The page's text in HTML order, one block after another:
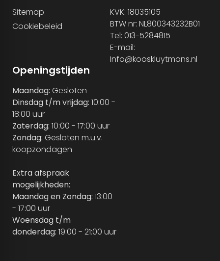
Sitemap
Cookiebeleid
KVK: 18035105
BTW nr: NL800343232B01
Tel: 013-5284815
E-mail:
Info@kooskluytmans.nl
Openingstijden
Maandag: Gesloten
Dinsdag t/m vrijdag: 10:00 -
18:00 uur
Zaterdag: 10:00 - 17:00 uur
Zondag: Gesloten m.u.v.
koopzondagen
Extra afspraak
mogelijkheden:
Maandag en Zondag: 13:00
- 17:00 uur
Woensdag t/m
donderdag: 19:00 - 21:00 uur